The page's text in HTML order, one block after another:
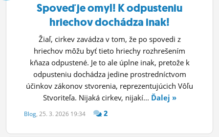
Spoveď je omyl! K odpusteniu
hriechov dochádza inak!
Žiaľ, cirkev zavádza v tom, že po spovedi z
hriechov môžu byť tieto hriechy rozhrešením
kňaza odpustené. Je to ale úplne inak, pretože k
odpusteniu dochádza jedine prostredníctvom
účinkov zákonov stvorenia, reprezentujúcich Vôľu
Stvoriteľa. Nijaká cirkev, nijakí... Ďalej »
Blog, 25. 3. 2026 19:34 2